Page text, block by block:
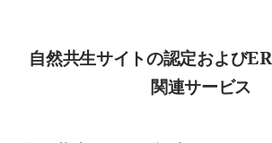
自然共生サイトの認定および
関連サービス